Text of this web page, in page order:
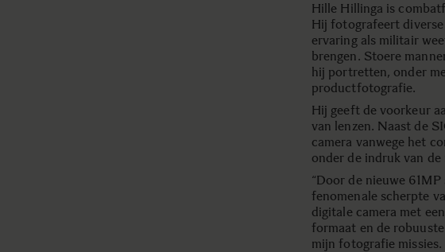
Hille Hillinga is
Hij fotografeert diverse
ervaring als militair
brengen. Stoere
hij portretten, onder
productfotografie.
Hij geeft de voorkeur
van lenzen. Naast de
camera vanwege het
onder de indruk van
“Door de nieuwe
fenomenale scherpte
digitale camera met
formaat en de
mijn fotografie missies.